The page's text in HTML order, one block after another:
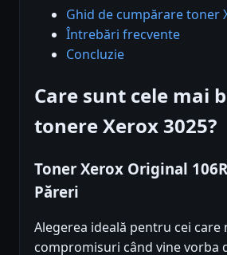
Ghid de cumpărare toner
Întrebări frecvente
Concluzie
Care sunt cele mai
tonere Xerox 3025?
Toner Xerox Original
Păreri
Alegerea ideală pentru cei care
compromisuri când vine vorba